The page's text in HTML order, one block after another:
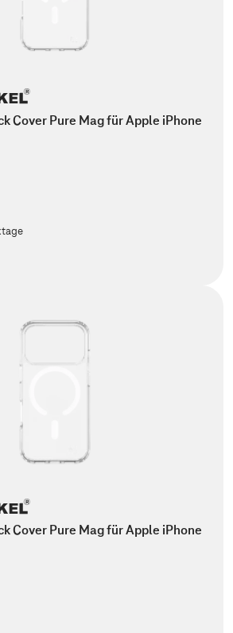
Cover Pure Mag für Apple iPhone
Cover Pure Mag für Apple iPhone